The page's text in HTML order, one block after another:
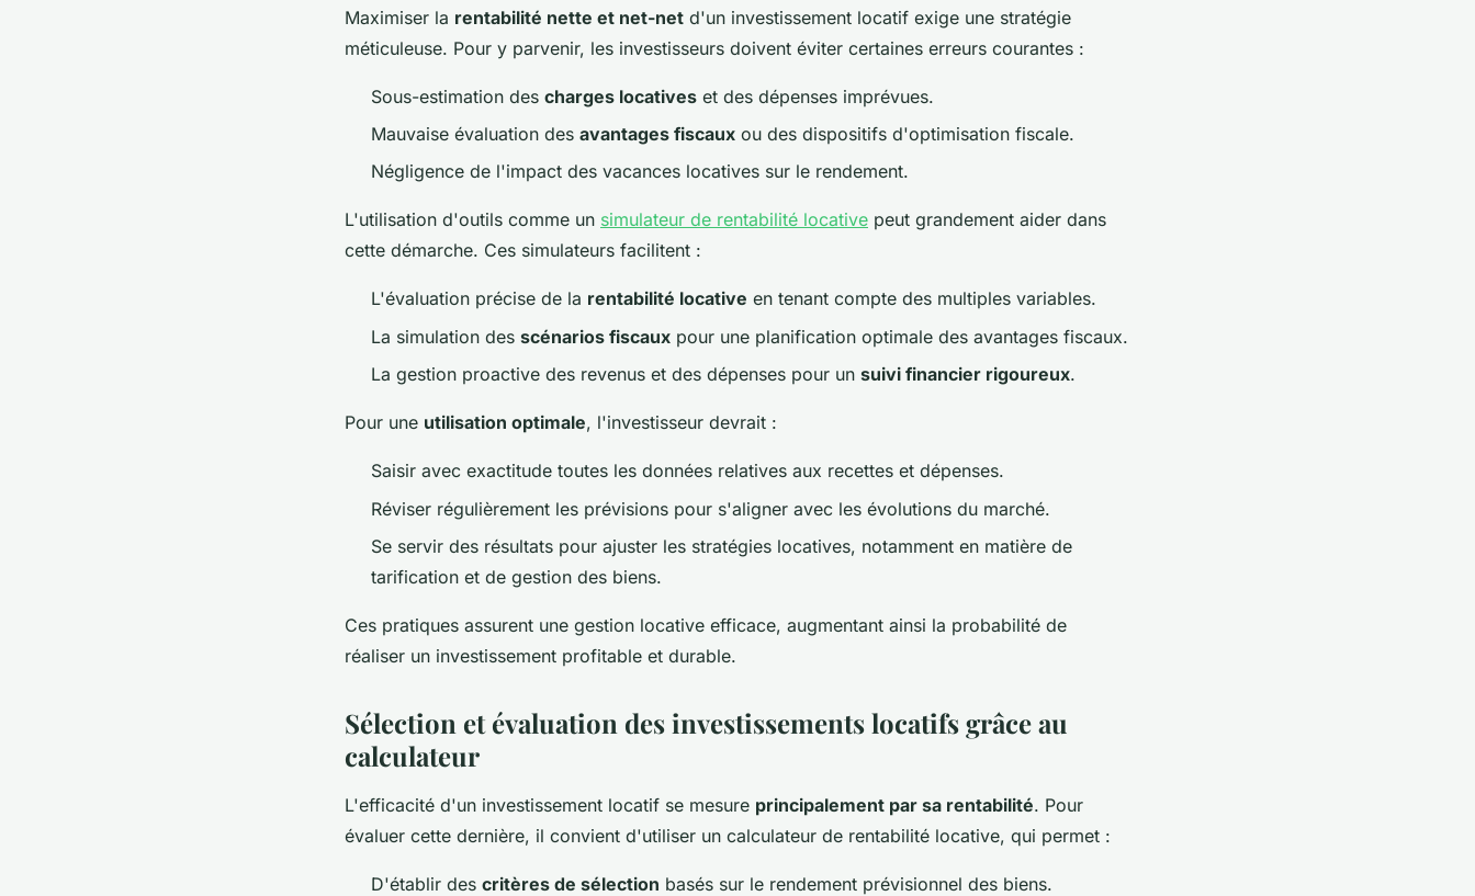
Maximiser la rentabilité nette et net-net d'un investissement locatif exige une stratégie
méticuleuse. Pour y parvenir, les investisseurs doivent éviter certaines erreurs courantes :
Sous-estimation des charges locatives et des dépenses imprévues.
Mauvaise évaluation des avantages fiscaux ou des dispositifs d'optimisation fiscale.
Négligence de l'impact des vacances locatives sur le rendement.
L'utilisation d'outils comme un simulateur de rentabilité locative peut grandement aider dans
cette démarche. Ces simulateurs facilitent :
L'évaluation précise de la rentabilité locative en tenant compte des multiples variables.
La simulation des scénarios fiscaux pour une planification optimale des avantages fiscaux.
La gestion proactive des revenus et des dépenses pour un suivi financier rigoureux.
Pour une utilisation optimale, l'investisseur devrait :
Saisir avec exactitude toutes les données relatives aux recettes et dépenses.
Réviser régulièrement les prévisions pour s'aligner avec les évolutions du marché.
Se servir des résultats pour ajuster les stratégies locatives, notamment en matière de
tarification et de gestion des biens.
Ces pratiques assurent une gestion locative efficace, augmentant ainsi la probabilité de
réaliser un investissement profitable et durable.
Sélection et évaluation des investissements locatifs grâce au
calculateur
L'efficacité d'un investissement locatif se mesure principalement par sa rentabilité. Pour
évaluer cette dernière, il convient d'utiliser un calculateur de rentabilité locative, qui permet :
D'établir des critères de sélection basés sur le rendement prévisionnel des biens.